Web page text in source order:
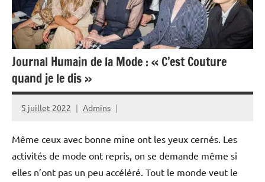
Journal Humain de la Mode : « C’est Couture
quand je le dis »
5 juillet 2022 Admins
Même ceux avec bonne mine ont les yeux cernés. Les
activités de mode ont repris, on se demande même si
elles n’ont pas un peu accéléré. Tout le monde veut le